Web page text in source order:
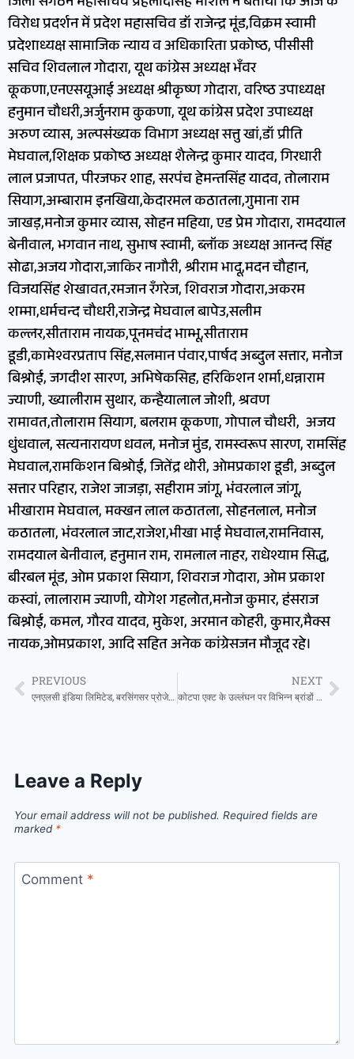
विरोध प्रदर्शन में प्रदेश महासचिव डॉ राजेन्द्र मूंड,विक्रम स्वामी
प्रदेशाध्यक्ष सामाजिक न्याय व अधिकारिता प्रकोष्ठ, पीसीसी
सचिव शिवलाल गोदारा, यूथ कांग्रेस अध्यक्ष भँवर
कूकणा,एनएसयूआई अध्यक्ष श्रीकृष्ण गोदारा, वरिष्ठ उपाध्यक्ष
हनुमान चौधरी,अर्जुनराम कुकणा, यूथ कांग्रेस प्रदेश उपाध्यक्ष
अरुण व्यास, अल्पसंख्यक विभाग अध्यक्ष सत्तु खां,डॉ प्रीति
मेघवाल,शिक्षक प्रकोष्ठ अध्यक्ष शैलेन्द्र कुमार यादव, गिरधारी
लाल प्रजापत, पीरजफर शाह, सरपंच हेमन्तसिंह यादव, तोलाराम
सियाग,अम्बाराम इनखिया,केदारमल कठातला,गुमाना राम
जाखड़,मनोज कुमार व्यास, सोहन महिया, एड प्रेम गोदारा, रामदयाल
बेनीवाल, भगवान नाथ, सुभाष स्वामी, ब्लॉक अध्यक्ष आनन्द सिंह
सोढा,अजय गोदारा,जाकिर नागौरी, श्रीराम भादू,मदन चौहान,
विजयसिंह शेखावत,रमजान रँगरेज, शिवराज गोदारा,अकरम
शम्मा,धर्मचन्द चौधरी,राजेन्द्र मेघवाल बापेउ,सलीम
कल्लर,सीताराम नायक,पूनमचंद भाम्भू,सीताराम
डूडी,कामेश्वरप्रताप सिंह,सलमान पंवार,पार्षद अब्दुल सत्तार, मनोज
बिश्नोई, जगदीश सारण, अभिषेकसिह, हरिकिशन शर्मा,धन्नाराम
ज्याणी, ख्यालीराम सुथार, कन्हैयालाल जोशी, श्रवण
रामावत,तोलाराम सियाग, बलराम कूकणा, गोपाल चौधरी, अजय
धुंधवाल, सत्यनारायण धवल, मनोज मुंड, रामस्वरूप सारण, रामसिंह
मेघवाल,रामकिशन बिश्रोई, जितेंद्र थोरी, ओमप्रकाश डूडी, अब्दुल
सत्तार परिहार, राजेश जाजड़ा, सहीराम जांगू, भंवरलाल जांगू,
भीखाराम मेघवाल, मक्खन लाल कठातला, सोहनलाल, मनोज
कठातला, भंवरलाल जाट,राजेश,भीखा भाई मेघवाल,रामनिवास,
रामदयाल बेनीवाल, हनुमान राम, रामलाल नाहर, राधेश्याम सिद्ध,
बीरबल मूंड, ओम प्रकाश सियाग, शिवराज गोदारा, ओम प्रकाश
कस्वां, लालाराम ज्याणी, योगेश गहलोत,मनोज कुमार, हंसराज
बिश्नोई, कमल, गौरव यादव, मुकेश, अरमान कोहरी, कुमार,मैक्स
नायक,ओमप्रकाश, आदि सहित अनेक कांग्रेसजन मौजूद रहे।
PREVIOUS
एनएलसी इंडिया लिमिटेड, बरसिंगसर प्रोजेक्ट में मनाया गया विश्व पर्यावरण दिवस
NEXT
कोटपा एक्ट के उल्लंघन पर विभिन्न ब्रांडों के तम्बाकू उत्पादों पर की गई कार्रवाई,158 चालान कर 6380 रुपए की शास्ति वसूल की
Leave a Reply
Your email address will not be published. Required fields are
marked *
Comment *